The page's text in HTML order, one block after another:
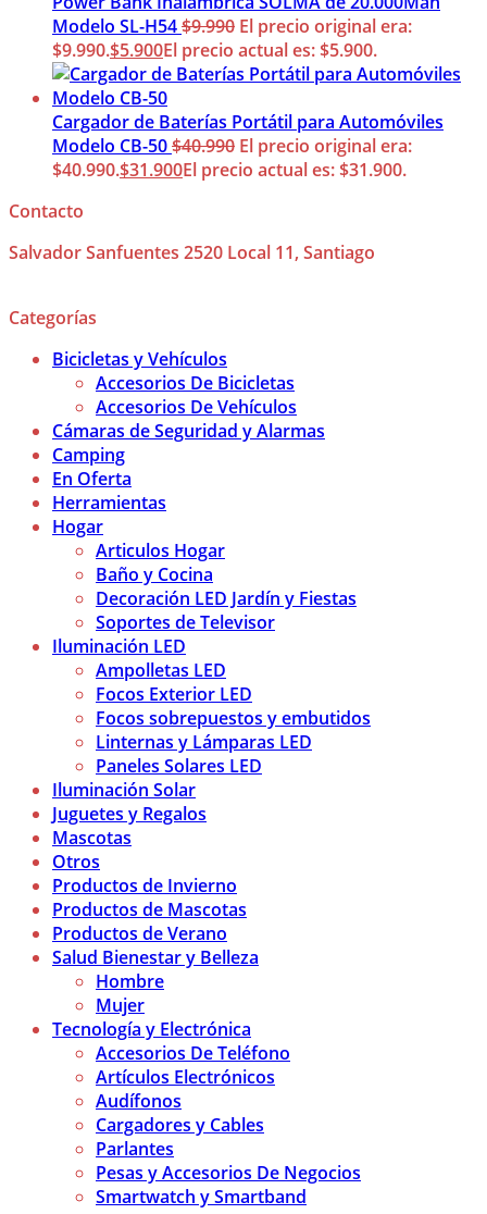
Modelo SL-H54$9.990 El precio original era:
$9.990.$5.900El precio actual es: $5.900.
Cargador de Baterías Portátil para Automóviles
Modelo CB-50$40.990 El precio original era:
$40.990.$31.900El precio actual es: $31.900.
Contacto
Salvador Sanfuentes 2520 Local 11, Santiago
Categorías
Bicicletas y Vehículos
Accesorios De Bicicletas
Accesorios De Vehículos
Cámaras de Seguridad y Alarmas
Camping
En Oferta
Herramientas
Hogar
Articulos Hogar
Baño y Cocina
Decoración LED Jardín y Fiestas
Soportes de Televisor
Iluminación LED
Ampolletas LED
Focos Exterior LED
Focos sobrepuestos y embutidos
Linternas y Lámparas LED
Paneles Solares LED
Iluminación Solar
Juguetes y Regalos
Mascotas
Otros
Productos de Invierno
Productos de Mascotas
Productos de Verano
Salud Bienestar y Belleza
Hombre
Mujer
Tecnología y Electrónica
Accesorios De Teléfono
Artículos Electrónicos
Audífonos
Cargadores y Cables
Parlantes
Pesas y Accesorios De Negocios
Smartwatch y Smartband